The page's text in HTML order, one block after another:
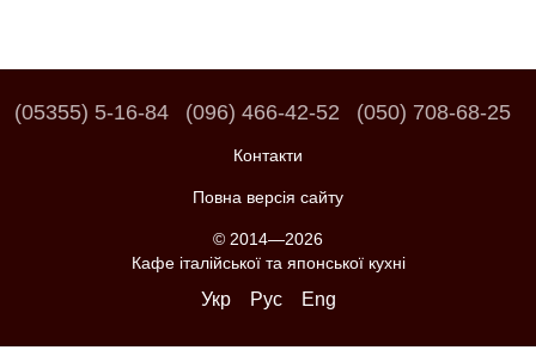
(05355) 5-16-84 (096) 466-42-52 (050) 708-68-25
Контакти
Повна версія сайту
© 2014—2026
Кафе італійської та японської кухні
Укр Рус Eng